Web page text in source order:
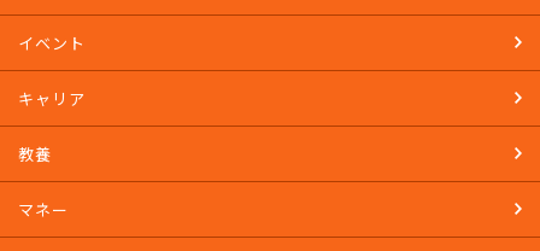
イベント
キャリア
教養
マネー